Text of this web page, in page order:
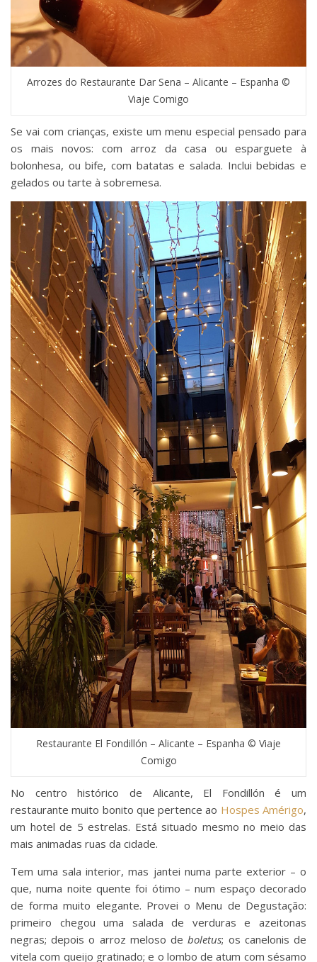
Arrozes do Restaurante Dar Sena – Alicante – Espanha ©
Viaje Comigo
Se vai com crianças, existe um menu especial pensado para
os mais novos: com arroz da casa ou esparguete à
bolonhesa, ou bife, com batatas e salada. Inclui bebidas e
gelados ou tarte à sobremesa.
Restaurante El Fondillón – Alicante – Espanha © Viaje
Comigo
No centro histórico de Alicante, El Fondillón é um
restaurante muito bonito que pertence ao Hospes Amérigo,
um hotel de 5 estrelas. Está situado mesmo no meio das
mais animadas ruas da cidade.
Tem uma sala interior, mas jantei numa parte exterior – o
que, numa noite quente foi ótimo – num espaço decorado
de forma muito elegante. Provei o Menu de Degustação:
primeiro chegou uma salada de verduras e azeitonas
negras; depois o arroz meloso deboletus; os canelonis de
vitela com queijo gratinado; e o lombo de atum com sésamo